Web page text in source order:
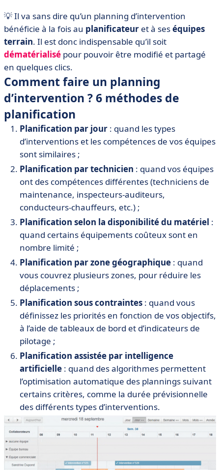
💡 Il va sans dire qu’un planning d’intervention
bénéficie à la fois au planificateur et à seséquipes
terrain. Il est donc indispensable qu’il soit
dématérialisé pour pouvoir être modifié et partagé
en quelques clics.
Comment faire un planning
d’intervention ? 6 méthodes de
planification
Planification par jour : quand les types
d’interventions et les compétences de vos équipes
sont similaires ;
Planification par technicien : quand vos équipes
ont des compétences différentes (techniciens de
maintenance, inspecteurs-auditeurs,
conducteurs-chauffeurs, etc.) ;
Planification selon la disponibilité du matériel :
quand certains équipements coûteux sont en
nombre limité ;
Planification par zone géographique : quand
vous couvrez plusieurs zones, pour réduire les
déplacements ;
Planification sous contraintes : quand vous
définissez les priorités en fonction de vos objectifs,
à l’aide de tableaux de bord et d’indicateurs de
pilotage ;
Planification assistée par intelligence
artificielle : quand des algorithmes permettent
l’optimisation automatique des plannings suivant
certains critères, comme la durée prévisionnelle
des différents types d’interventions.